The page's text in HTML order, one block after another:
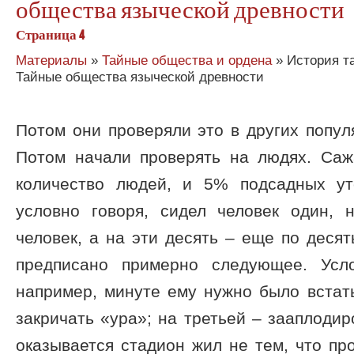
общества языческой древности
Страница 4
Материалы » Тайные общества и ордена» История
Тайные общества языческой древности
Потом они проверяли это в других
Потом начали проверять на людях.
количество людей, и 5% подсадных
условно говоря, сидел человек один,
человек, а на эти десять – еще по
предписано примерно следующее.
например, минуте ему нужно было
закричать «ура»; на третьей –
оказывается стадион жил не тем, что